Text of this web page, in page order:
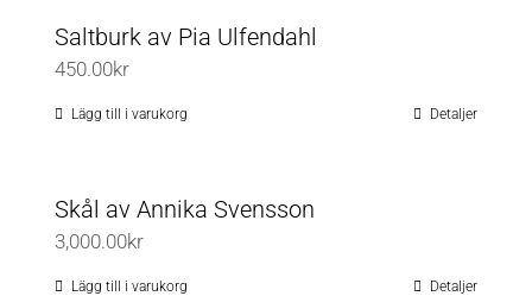
har
varianter.
alternativen
väljas
Saltburk av Pia Ulfendahl
450.00kr
Lägg till i varukorg Detaljer
Skål av Annika Svensson
3,000.00kr
Lägg till i varukorg Detaljer